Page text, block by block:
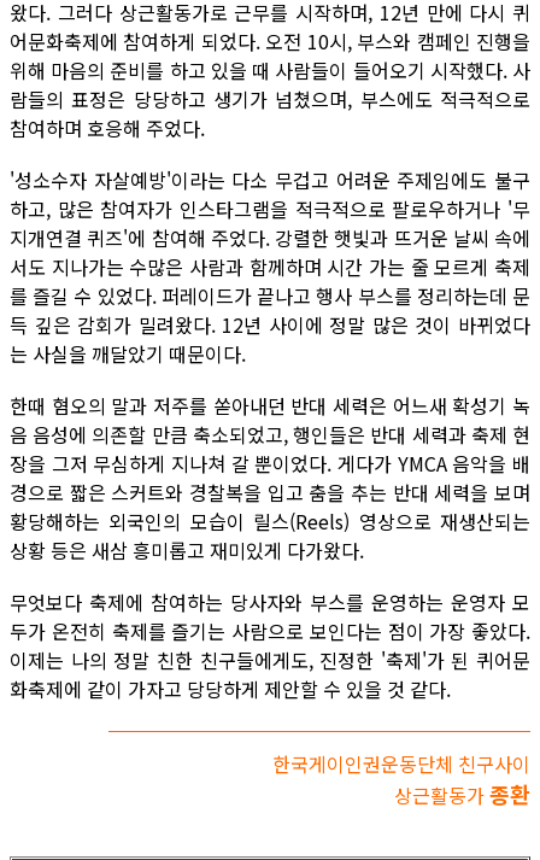
왔다. 그러다 상근활동가로 근무를 시작하며, 12년 만에 다시 퀴
어문화축제에 참여하게 되었다. 오전 10시, 부스와 캠페인 진행을
위해 마음의 준비를 하고 있을 때 사람들이 들어오기 시작했다. 사
람들의 표정은 당당하고 생기가 넘쳤으며, 부스에도 적극적으로
참여하며 호응해 주었다.
'성소수자 자살예방'이라는 다소 무겁고 어려운 주제임에도 불구
하고, 많은 참여자가 인스타그램을 적극적으로 팔로우하거나 '무
지개연결 퀴즈'에 참여해 주었다. 강렬한 햇빛과 뜨거운 날씨 속에
서도 지나가는 수많은 사람과 함께하며 시간 가는 줄 모르게 축제
를 즐길 수 있었다. 퍼레이드가 끝나고 행사 부스를 정리하는데 문
득 깊은 감회가 밀려왔다. 12년 사이에 정말 많은 것이 바뀌었다
는 사실을 깨달았기 때문이다.
한때 혐오의 말과 저주를 쏟아내던 반대 세력은 어느새 확성기 녹
음 음성에 의존할 만큼 축소되었고, 행인들은 반대 세력과 축제 현
장을 그저 무심하게 지나쳐 갈 뿐이었다. 게다가 YMCA 음악을 배
경으로 짧은 스커트와 경찰복을 입고 춤을 추는 반대 세력을 보며
황당해하는 외국인의 모습이 릴스(Reels) 영상으로 재생산되는
상황 등은 새삼 흥미롭고 재미있게 다가왔다.
무엇보다 축제에 참여하는 당사자와 부스를 운영하는 운영자 모
두가 온전히 축제를 즐기는 사람으로 보인다는 점이 가장 좋았다.
이제는 나의 정말 친한 친구들에게도, 진정한 '축제'가 된 퀴어문
화축제에 같이 가자고 당당하게 제안할 수 있을 것 같다.
한국게이인권운동단체 친구사이
상근활동가종환